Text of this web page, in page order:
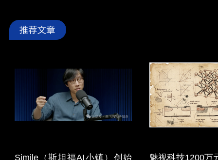
Simile（斯坦福AI小镇）创始 魅视科技1200万